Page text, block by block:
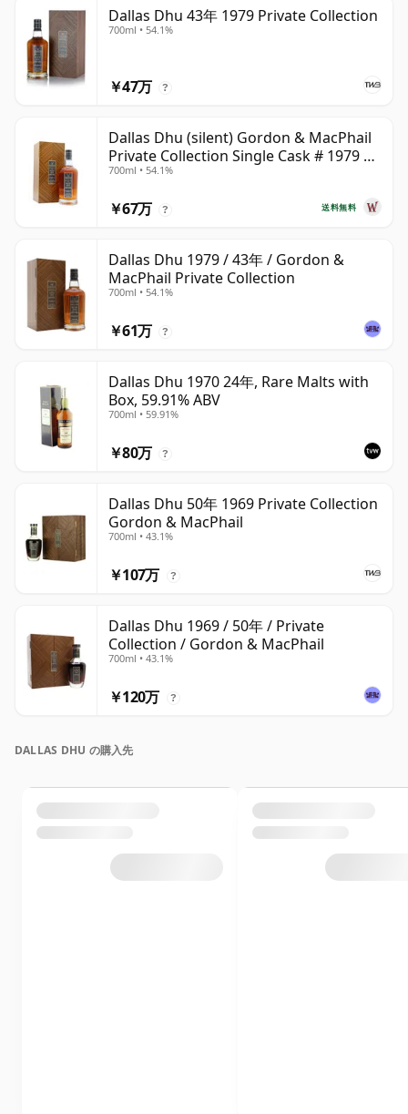
Dallas Dhu 43年 1979 Private Collection
700ml • 54.1%
￥47万 ?
Dallas Dhu (silent) Gordon & MacPhail
Private Collection Single Cask # 1979 43
年
700ml • 54.1%
送料無料
￥67万 ?
Dallas Dhu 1979 / 43年 / Gordon &
MacPhail Private Collection
700ml • 54.1%
￥61万 ?
Dallas Dhu 1970 24年, Rare Malts with
Box, 59.91% ABV
700ml • 59.91%
￥80万 ?
Dallas Dhu 50年 1969 Private Collection
Gordon & MacPhail
700ml • 43.1%
￥107万 ?
Dallas Dhu 1969 / 50年 / Private
Collection / Gordon & MacPhail
700ml • 43.1%
￥120万 ?
DALLAS DHU の購入先